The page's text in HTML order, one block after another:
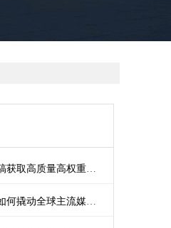
如何通过海外媒体发稿获取高质量高权重外链（Backlinks）？
中国企业品牌出海：如何撬动全球主流媒体曝光？